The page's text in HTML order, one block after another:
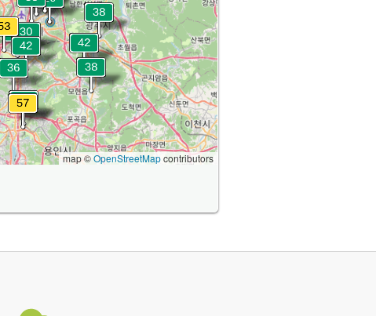
map ©OpenStreetMapcontributors